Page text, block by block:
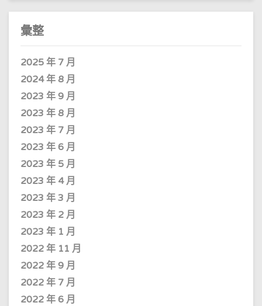
彙整
2025 年 7 月
2024 年 8 月
2023 年 9 月
2023 年 8 月
2023 年 7 月
2023 年 6 月
2023 年 5 月
2023 年 4 月
2023 年 3 月
2023 年 2 月
2023 年 1 月
2022 年 11 月
2022 年 9 月
2022 年 7 月
2022 年 6 月